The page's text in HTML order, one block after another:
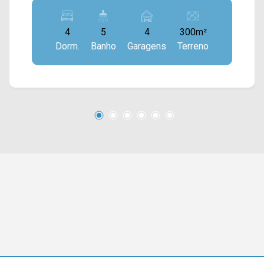
construção, sendo distribuídos em sala de estar
e de jantar integradas com a cozinha com
bancada, piscina, sauna, quintal e área de
serviço coberta. > 04 suítes, sendo 01 com
closet e 01 com um jardim de inverno; > 05
garagem, sendo 02 cobertas. *Aceita
bairro Estância Hípica, este condomínio esta
4
Dorm.
5
Banho
4
Garagens
300m²
Terreno